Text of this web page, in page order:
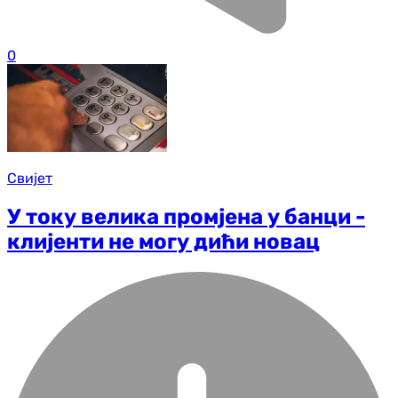
0
Свијет
У току велика промјена у банци -
клијенти не могу дићи новац